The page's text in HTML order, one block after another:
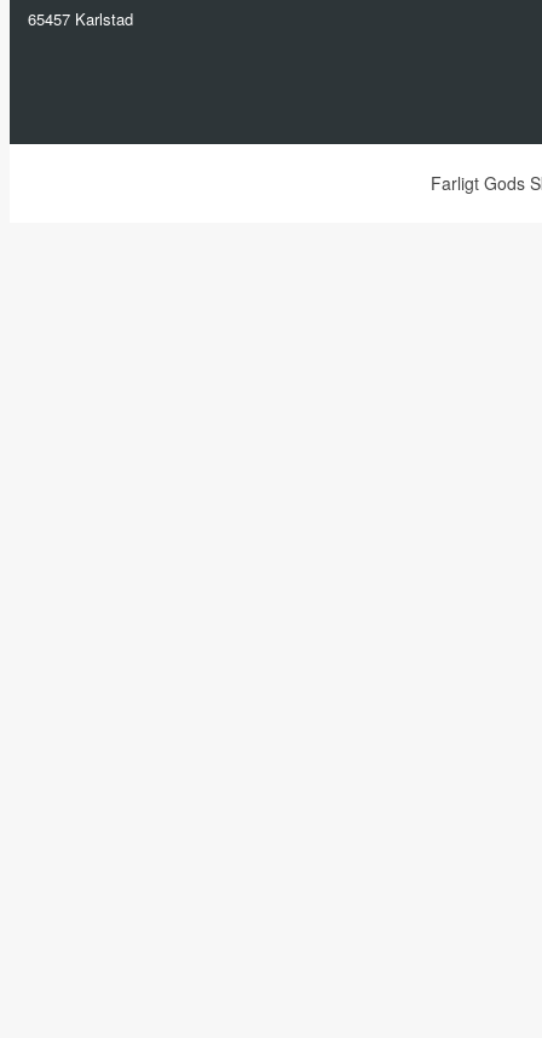
65457 Karlstad
Farligt Gods